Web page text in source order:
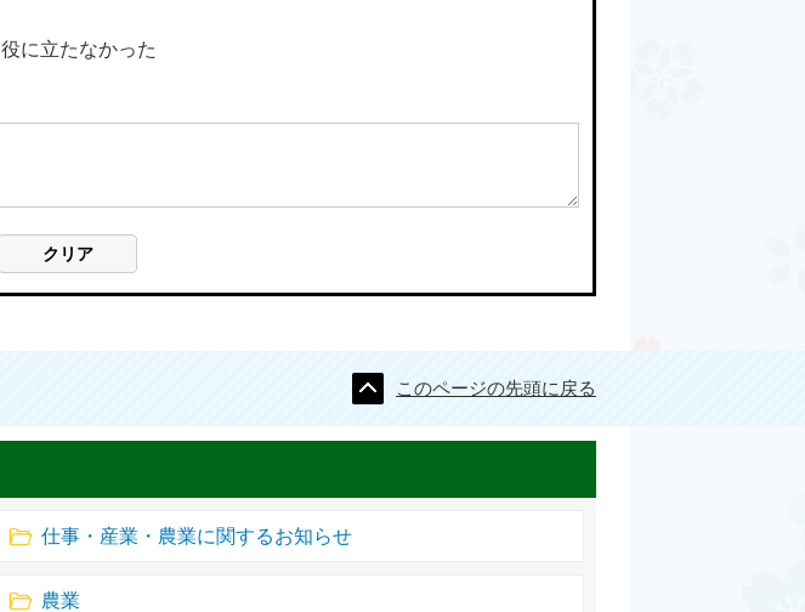
役に立たなかった
このページの先頭に戻る
仕事・産業・農業に関するお知らせ
農業